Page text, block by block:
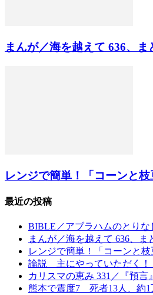
まんが／海を越えて 636、ま
レンジで簡単！「コーンと
最近の投稿
BIBLE／アブラハムのとりな
まんが／海を越えて 636、ま
レンジで簡単！「コーンと
論説 主にやっていただく！
カリスマの恵み 331／『預
熊本で震度7 死者13人、約